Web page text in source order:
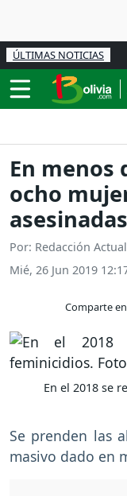
ÚLTIMAS NOTICIAS
En menos
ocho
Por: Redacción
Mié, 26 Jun 2019
Comparte
En el 2018 se
Se prenden las
masivo dado en